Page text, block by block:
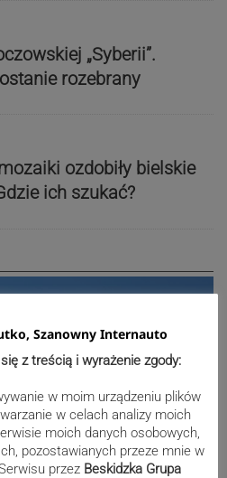
„Syberii”.
rozebrany
ozdobiły bielskie
ich szukać?
Szanowny Internauto
z treścią i wyrażenie zgody:
w moim urządzeniu plików
w celach analizy moich
moich danych osobowych,
pozostawianych przeze mnie w
przez Beskidzka Grupa